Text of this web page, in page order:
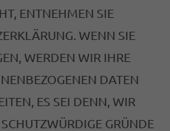
ENTNEHMEN SIE
WENN SIE
WERDEN WIR IHRE
DATEN
ES SEI DENN, WIR
GRÜNDE